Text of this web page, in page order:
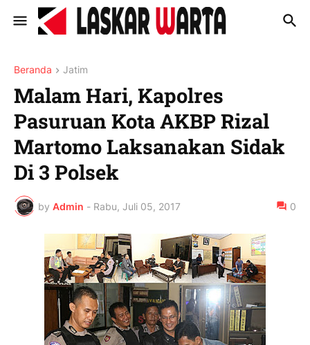
Beranda Jatim
Malam Hari, Kapolres
Pasuruan Kota AKBP Rizal
Martomo Laksanakan Sidak
Di 3 Polsek
by Admin - Rabu, Juli 05, 2017 0